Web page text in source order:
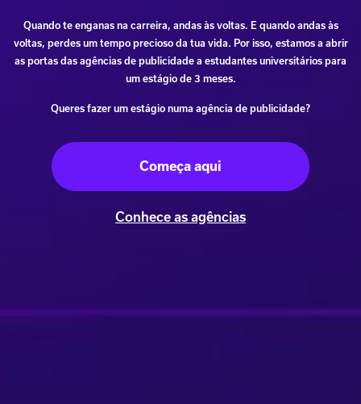
Quando te enganas na carreira, andas às voltas.
E quando andas às
voltas, perdes um tempo precioso da tua vida.
Por isso, estamos a abrir
as portas das agências de publicidade a estudantes universitários para
um estágio de 3 meses.
Queres fazer um estágio numa agência de publicidade?
Começa aqui
Conhece as agências